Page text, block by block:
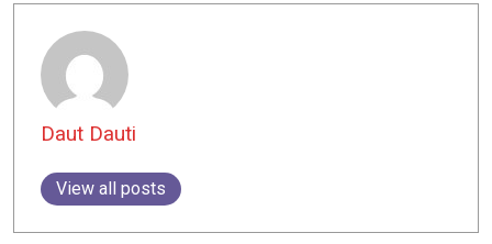
Daut Dauti
View all posts